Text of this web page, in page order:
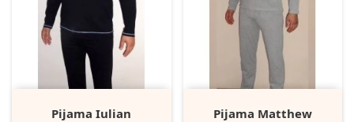
Pijama Iulian Pijama Matthew